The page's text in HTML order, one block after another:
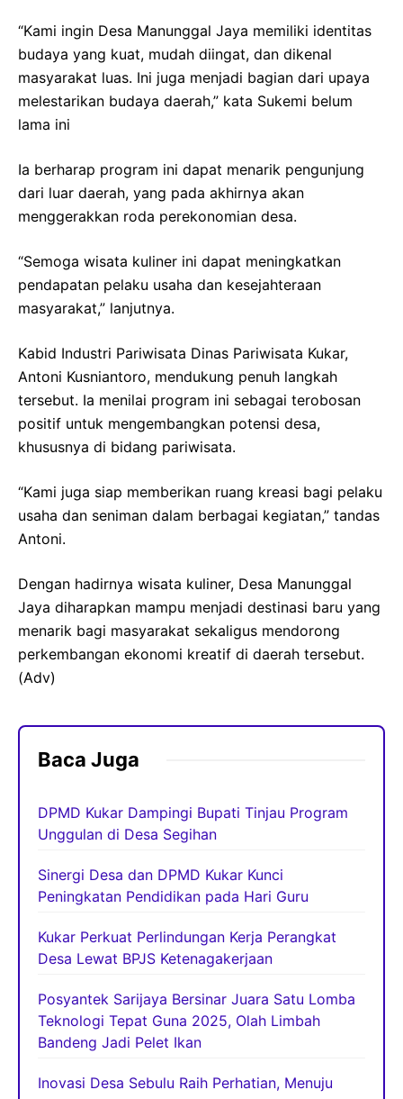
“Kami ingin Desa Manunggal Jaya memiliki identitas
budaya yang kuat, mudah diingat, dan dikenal
masyarakat luas. Ini juga menjadi bagian dari upaya
melestarikan budaya daerah,” kata Sukemi belum
lama ini
Ia berharap program ini dapat menarik pengunjung
dari luar daerah, yang pada akhirnya akan
menggerakkan roda perekonomian desa.
“Semoga wisata kuliner ini dapat meningkatkan
pendapatan pelaku usaha dan kesejahteraan
masyarakat,” lanjutnya.
Kabid Industri Pariwisata Dinas Pariwisata Kukar,
Antoni Kusniantoro, mendukung penuh langkah
tersebut. Ia menilai program ini sebagai terobosan
positif untuk mengembangkan potensi desa,
khususnya di bidang pariwisata.
“Kami juga siap memberikan ruang kreasi bagi pelaku
usaha dan seniman dalam berbagai kegiatan,” tandas
Antoni.
Dengan hadirnya wisata kuliner, Desa Manunggal
Jaya diharapkan mampu menjadi destinasi baru yang
menarik bagi masyarakat sekaligus mendorong
perkembangan ekonomi kreatif di daerah tersebut.
(Adv)
Baca Juga
DPMD Kukar Dampingi Bupati Tinjau Program
Unggulan di Desa Segihan
Sinergi Desa dan DPMD Kukar Kunci
Peningkatan Pendidikan pada Hari Guru
Kukar Perkuat Perlindungan Kerja Perangkat
Desa Lewat BPJS Ketenagakerjaan
Posyantek Sarijaya Bersinar Juara Satu Lomba
Teknologi Tepat Guna 2025, Olah Limbah
Bandeng Jadi Pelet Ikan
Inovasi Desa Sebulu Raih Perhatian, Menuju